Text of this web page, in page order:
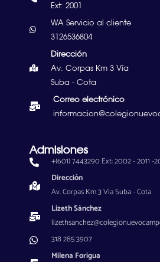
Ext: 2001
WA Servicio al cliente
3126536804
Dirección
Av. Corpas Km 3 Vía
Suba - Cota
Correo electrónico
Admisiones
+(601) 7443290 Ext: 2002 - 2011 -
Dirección
Av. Corpas Km 3 Vía Suba - Cota
Lizeth Sánchez
318 285 3907
Milena Forigua